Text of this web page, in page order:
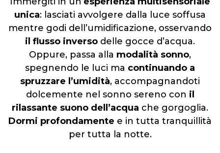
unica: lasciati avvolgere dalla luce soffusa
mentre godi dell’umidificazione, osservando
il flusso inverso delle gocce d’acqua.
Oppure, passa alla modalità sonno,
spegnendo le luci ma continuando a
spruzzare l’umidità, accompagnandoti
dolcemente nel sonno sereno con il
rilassante suono dell’acqua che gorgoglia.
Dormi profondamente e in tutta tranquillità
per tutta la notte.